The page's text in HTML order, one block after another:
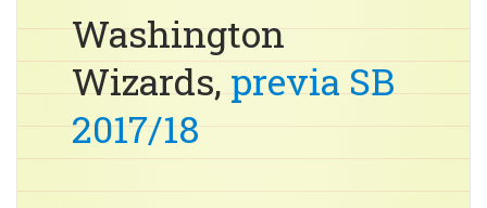
Washington
Wizards, previa SB
2017/18